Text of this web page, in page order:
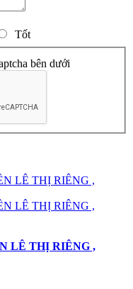
Tốt
bên dưới
LÊ THỊ RIÊNG ,